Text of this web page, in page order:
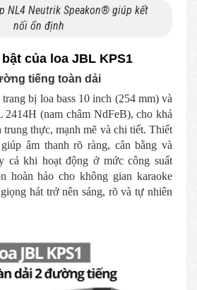
NL4 Neutrik Speakon® giúp kết
nối ổn định
của loa JBL KPS1
tiếng toàn dải
bị loa bass 10 inch (254 mm) và
2414H (nam châm NdFeB), cho khả
trung thực, mạnh mẽ và chi tiết. Thiết
âm thanh rõ ràng, cân bằng và
cả khi hoạt động ở mức công suất
hoàn hảo cho không gian karaoke
hát trở nên sáng, rõ và tự nhiên